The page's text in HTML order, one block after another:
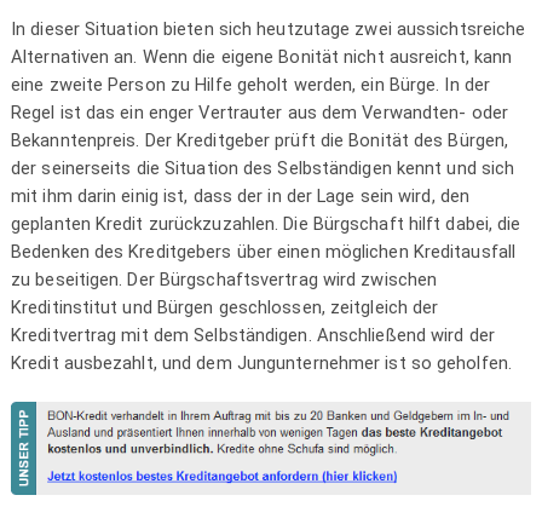
In dieser Situation bieten sich heutzutage zwei aussichtsreiche
Alternativen an. Wenn die eigene Bonität nicht ausreicht, kann
eine zweite Person zu Hilfe geholt werden, ein Bürge. In der
Regel ist das ein enger Vertrauter aus dem Verwandten- oder
Bekanntenpreis. Der Kreditgeber prüft die Bonität des Bürgen,
der seinerseits die Situation des Selbständigen kennt und sich
mit ihm darin einig ist, dass der in der Lage sein wird, den
geplanten Kredit zurückzuzahlen. Die Bürgschaft hilft dabei, die
Bedenken des Kreditgebers über einen möglichen Kreditausfall
zu beseitigen. Der Bürgschaftsvertrag wird zwischen
Kreditinstitut und Bürgen geschlossen, zeitgleich der
Kreditvertrag mit dem Selbständigen. Anschließend wird der
Kredit ausbezahlt, und dem Jungunternehmer ist so geholfen.